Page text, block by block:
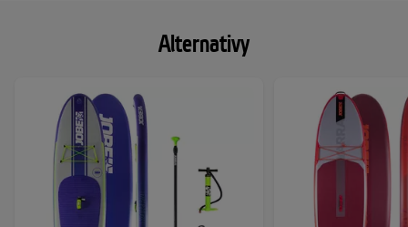
Alternativy